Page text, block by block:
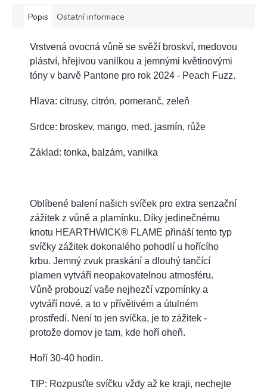
Popis Ostatní informace
Vrstvená ovocná vůně se svěží broskví, medovou
pláství, hřejivou vanilkou a jemnými květinovými
tóny v barvě Pantone pro rok 2024 - Peach Fuzz.
Hlava: citrusy, citrón, pomeranč, zeleň
Srdce: broskev, mango, med, jasmín, růže
Základ: tonka, balzám, vanilka
Oblíbené balení našich svíček pro extra senzační
zážitek z vůně a plamínku. Díky jedinečnému
knotu HEARTHWICK® FLAME přináší tento typ
svíčky zážitek dokonalého pohodlí u hořícího
krbu. Jemný zvuk praskání a dlouhý tančící
plamen vytváří neopakovatelnou atmosféru.
Vůně probouzí vaše nejhezčí vzpomínky a
vytváří nové, a to v přívětivém a útulném
prostředí. Není to jen svíčka, je to zážitek -
protože domov je tam, kde hoří oheň.
Hoří 30-40 hodin.
TIP: Rozpusťte svíčku vždy až ke kraji, nechejte